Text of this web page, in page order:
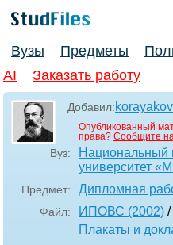
Вузы Предметы
AI
Заказать работу
Добавил:korayakov
Опубликованный
права? Сообщите
Вуз:
Национальный
университет
Предмет: Дипломная
Файл: ИПОВС (2002) /
Плакаты и